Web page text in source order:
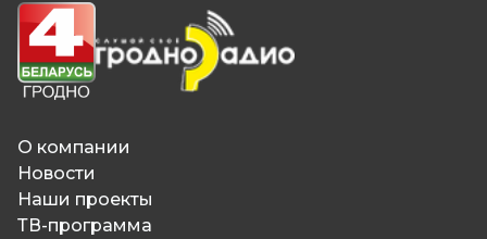
О компании
Новости
Наши проекты
ТВ-программа